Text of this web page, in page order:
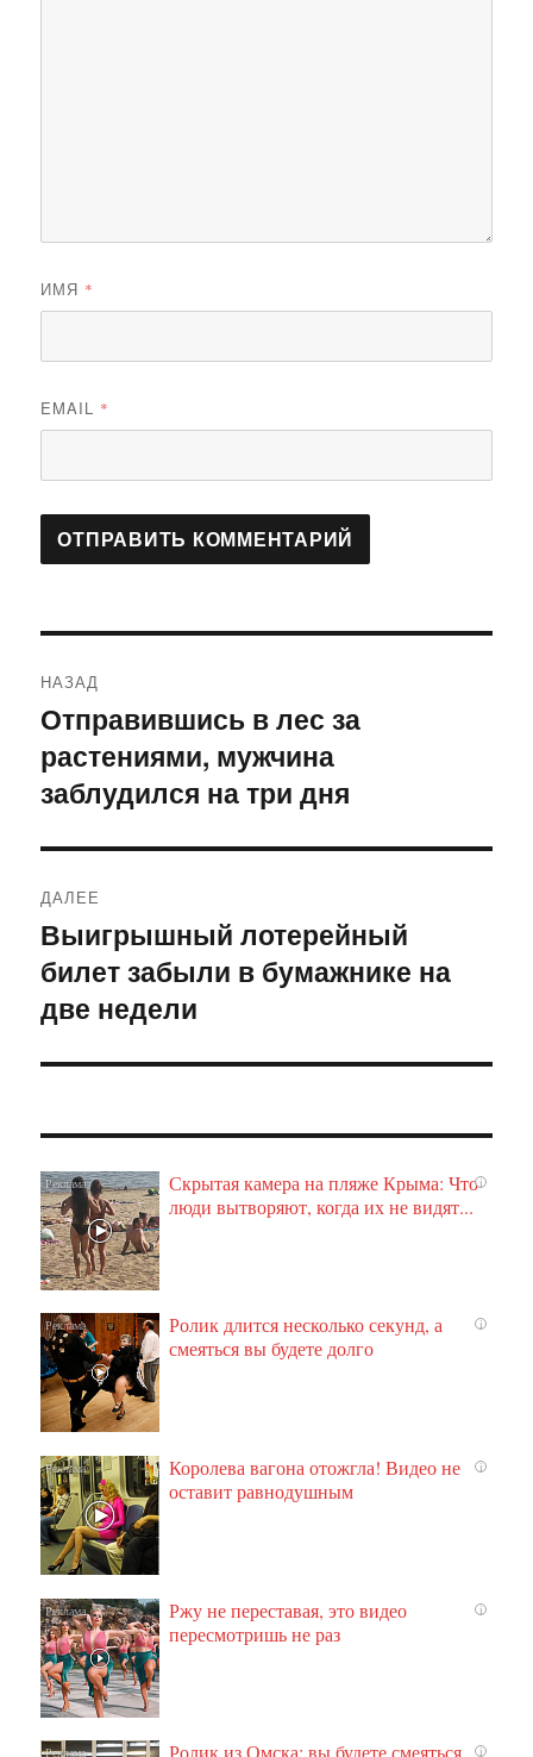
ИМЯ *
EMAIL *
по
записям
НАЗАД
Предыдущая
запись:
Отправившись в лес за
растениями, мужчина
заблудился на три дня
ДАЛЕЕ
Следующая
запись:
Выигрышный лотерейный
билет забыли в бумажнике на
две недели
i
Скрытая камера на пляже Крыма: Что
люди вытворяют, когда их не видят...
i
Ролик длится несколько секунд, а
смеяться вы будете долго
i
Королева вагона отожгла! Видео не
оставит равнодушным
i
Ржу не переставая, это видео
пересмотришь не раз
i